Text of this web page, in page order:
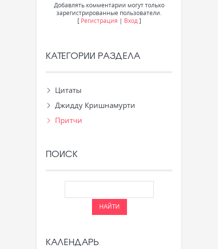
Добавлять комментарии могут только
зарегистрированные пользователи.
[ Регистрация | Вход ]
КАТЕГОРИИ РАЗДЕЛА
Цитаты
Джидду Кришнамурти
Притчи
ПОИСК
КАЛЕНДАРЬ